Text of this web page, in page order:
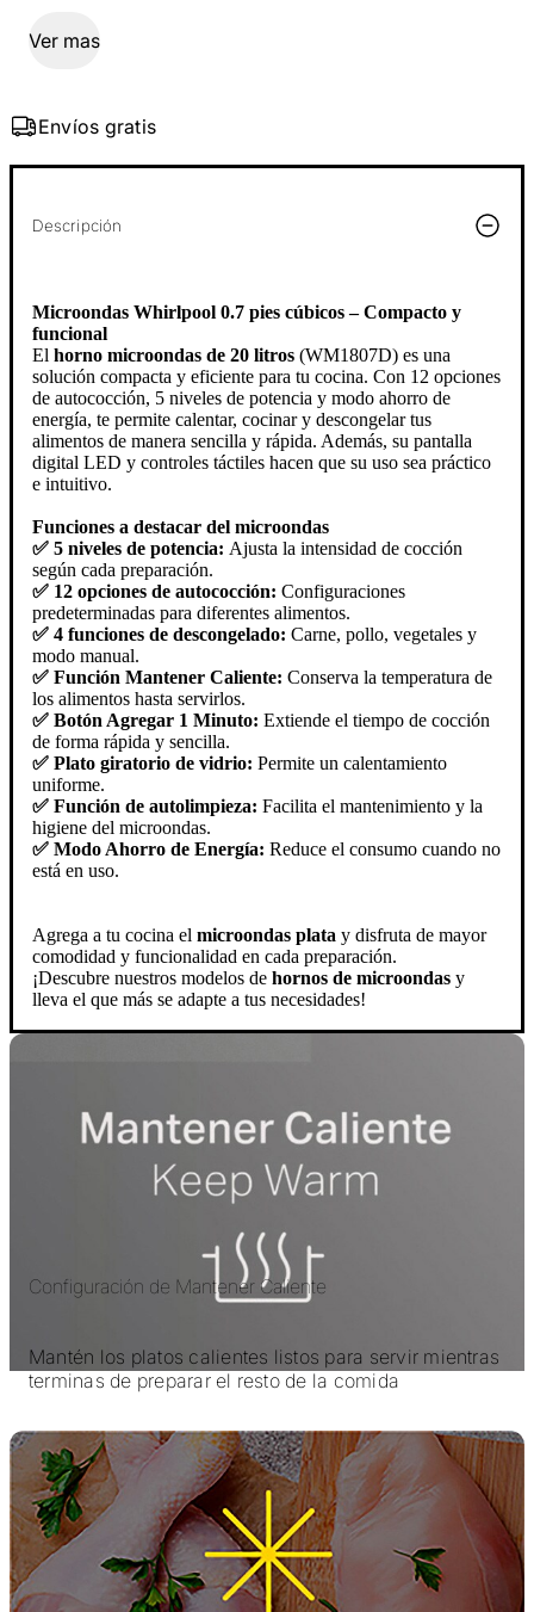
Ver mas
Envíos gratis
Descripción
Microondas Whirlpool 0.7 pies cúbicos – Compacto y
funcional
El horno microondas de 20 litros (WM1807D) es una
solución compacta y eficiente para tu cocina. Con 12 opciones
de autococción, 5 niveles de potencia y modo ahorro de
energía, te permite calentar, cocinar y descongelar tus
alimentos de manera sencilla y rápida. Además, su pantalla
digital LED y controles táctiles hacen que su uso sea práctico
e intuitivo.
Funciones a destacar del microondas
✅ 5 niveles de potencia: Ajusta la intensidad de cocción
según cada preparación.
✅ 12 opciones de autococción: Configuraciones
predeterminadas para diferentes alimentos.
✅ 4 funciones de descongelado: Carne, pollo, vegetales y
modo manual.
✅ Función Mantener Caliente: Conserva la temperatura de
los alimentos hasta servirlos.
✅ Botón Agregar 1 Minuto: Extiende el tiempo de cocción
de forma rápida y sencilla.
✅ Plato giratorio de vidrio: Permite un calentamiento
uniforme.
✅ Función de autolimpieza: Facilita el mantenimiento y la
higiene del microondas.
✅ Modo Ahorro de Energía: Reduce el consumo cuando no
está en uso.
Agrega a tu cocina el microondas plata y disfruta de mayor
comodidad y funcionalidad en cada preparación.
¡Descubre nuestros modelos de hornos de microondas y
lleva el que más se adapte a tus necesidades!
Configuración de Mantener Caliente
Mantén los platos calientes listos para servir mientras
terminas de preparar el resto de la comida